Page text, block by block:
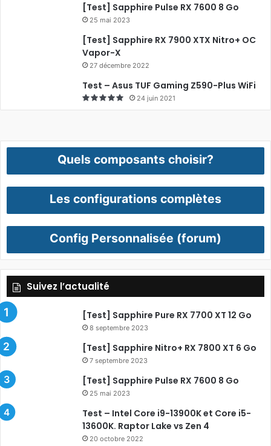
[Test] Sapphire Pulse RX 7600 8 Go
25 mai 2023
[Test] Sapphire RX 7900 XTX Nitro+ OC
Vapor-X
27 décembre 2022
Test – Asus TUF Gaming Z590-Plus WiFi
24 juin 2021
Quels composants choisir?
Les configurations complètes
Config Personnalisée (forum)
Suivez l’actualité
[Test] Sapphire Pure RX 7700 XT 12 Go
8 septembre 2023
[Test] Sapphire Nitro+ RX 7800 XT 6 Go
7 septembre 2023
[Test] Sapphire Pulse RX 7600 8 Go
25 mai 2023
Test – Intel Core i9-13900K et Core i5-
13600K. Raptor Lake vs Zen 4
20 octobre 2022